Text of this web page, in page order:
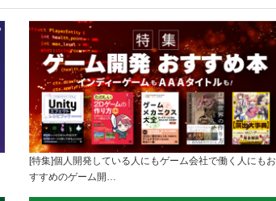
[特集]個人開発している人にもゲーム会社で働く人にもお
すすめのゲーム開…